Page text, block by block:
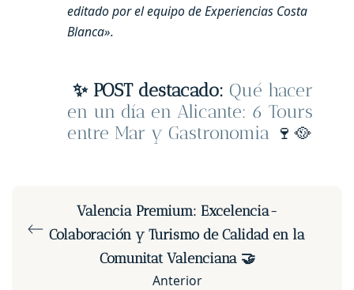
editado por el equipo de Experiencias Costa
Blanca».
✨ POST destacado: Qué hacer
en un día en Alicante: 6 Tours
entre Mar y Gastronomia 🍷🥘
Valencia Premium: Excelencia-
Colaboración y Turismo de Calidad en la
Comunitat Valenciana 🤝
Anterior